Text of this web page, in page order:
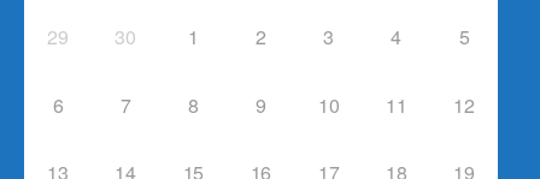
29 30 1 2 3 4 5
6 7 8 9 10 11 12
13 14 15 16 17 18 19